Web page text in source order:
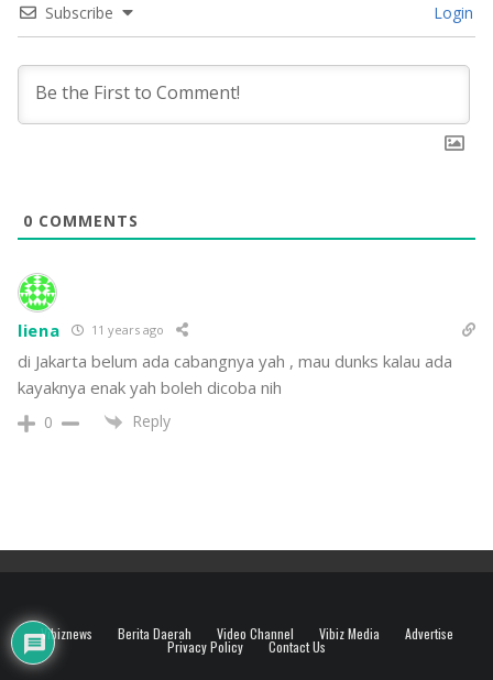
Subscribe Login
0 COMMENTS
liena 11 years ago
di Jakarta belum ada cabangnya yah , mau dunks kalau ada
kayaknya enak yah boleh dicoba nih
0 Reply
Vibiznews Berita Daerah Video Channel Vibiz Media Advertise
Privacy Policy Contact Us